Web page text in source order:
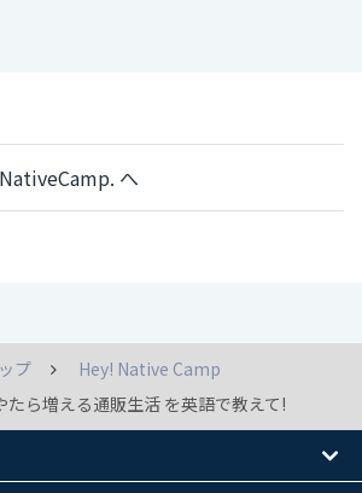
へ
プ
Hey! Native Camp
たら増える通販生活 を英語で教えて!